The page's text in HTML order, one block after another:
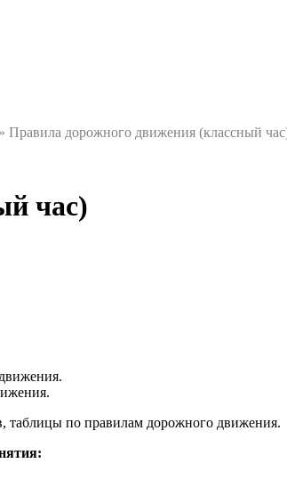
» Правила дорожного движения (классный
час)
таблицы по правилам дорожного движения.